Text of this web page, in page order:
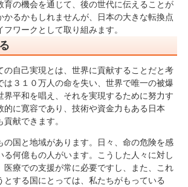
育の機会を通じて、後の世代に伝えることが
かるかもしれませんが、日本の大きな転換点
ワークとして取り組みます。
の自己実現とは、世界に貢献することだと考
は３１０万人の命を失い、世界で唯一の被爆
界平和を唱え、それを実現するために努力す
的に寛容であり、技術や資金力もある日本
献できます。
の国と地域があります。日々、命の危険を感
る何億もの人がいます。こうした人々に対し
医療での支援が常に必要ですし、また、これ
とする国にとっては、私たちがもっている